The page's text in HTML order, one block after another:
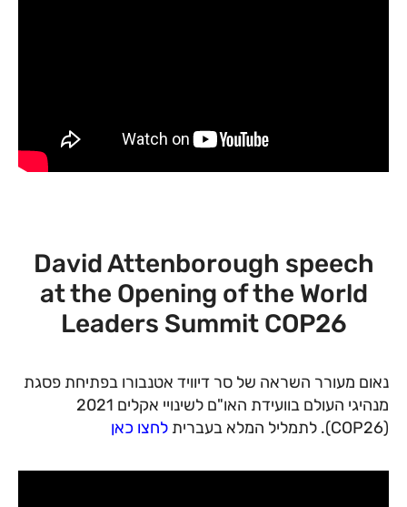
David Attenborough speech
at the Opening of the World
Leaders Summit COP26
נאום מעורר השראה של סר דיוויד אטנבורו בפתיחת פסגת
מנהיגי העולם בוועידת האו"ם לשינויי אקלים 2021
(COP26). לתמליל המלא בעברית
לחצו כאן